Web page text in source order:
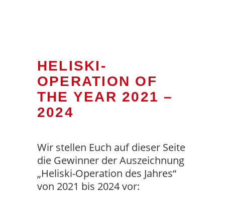
HELISKI-
OPERATION OF
THE YEAR 2021 –
2024
Wir stellen Euch auf dieser Seite
die Gewinner der Auszeichnung
„Heliski-Operation des Jahres“
von 2021 bis 2024 vor: